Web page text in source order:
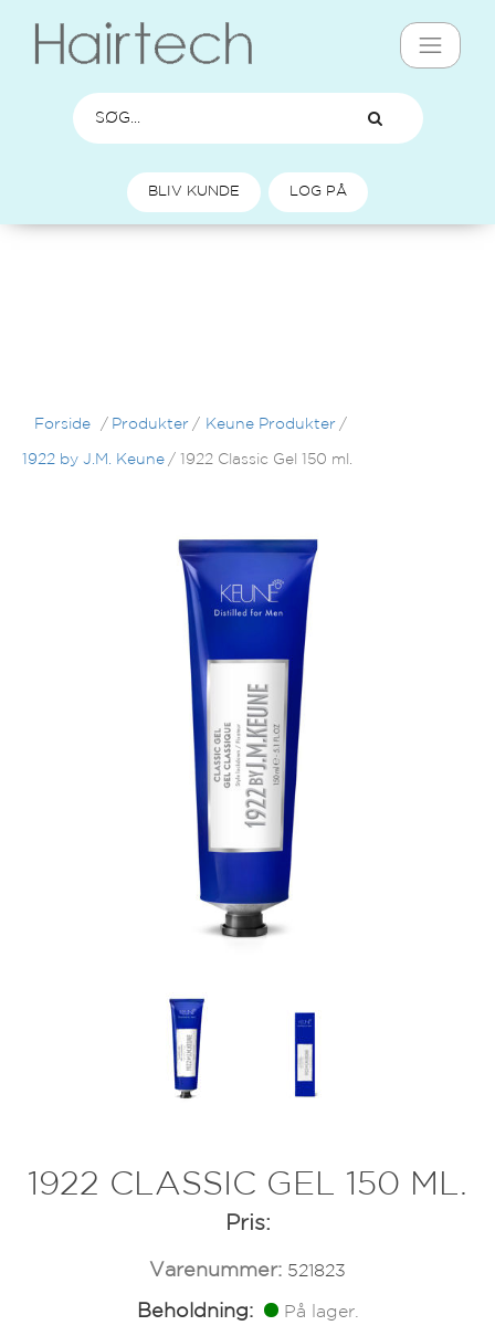
BLIV KUNDE LOG PÅ
Forside / Produkter / Keune Produkter /
1922 by J.M. Keune / 1922 Classic Gel 150 ml.
1922 CLASSIC GEL 150 ML.
Pris:
Varenummer: 521823
Beholdning: På lager.